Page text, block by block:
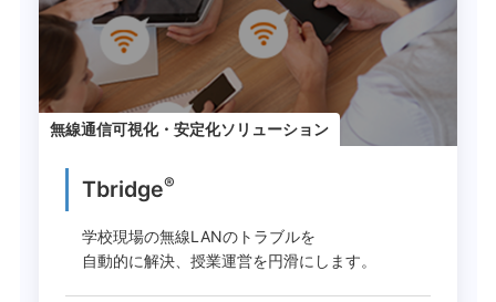
無線通信可視化・安定化ソリューション
Tbridge®
学校現場の無線LANのトラブルを
自動的に解決、授業運営を円滑にします。